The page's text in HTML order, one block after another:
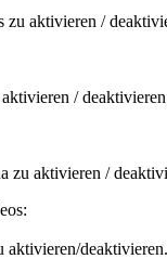
aktivieren /
/
zu aktivieren /
aktivieren/deaktivieren.